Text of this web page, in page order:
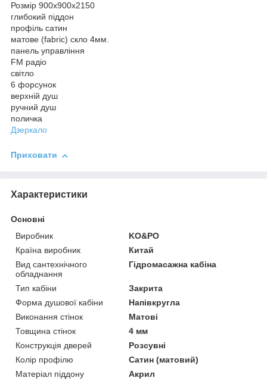
Розмір 900х900х2150
глибокий піддон
профіль сатин
матове (fabric) скло 4мм.
панель управління
FM радіо
світло
6 форсунок
верхній душ
ручний душ
поличка
Дзеркало
Приховати
Характеристики
Основні
Виробник
KO&PO
Країна виробник
Китай
Вид сантехнічного
обладнання
Гідромасажна кабіна
Тип кабіни
Закрита
Форма душової кабіни
Напівкругла
Виконання стінок
Матові
Товщина стінок
4 мм
Конструкція дверей
Розсувні
Колір профілю
Сатин (матовий)
Матеріал піддону
Акрил